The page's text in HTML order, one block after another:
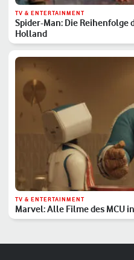
TV & ENTERTAINMENT
Spider-Man: Die
Holland
TV & ENTERTAINMENT
Marvel: Alle Filme des MCU
Reihenfolge